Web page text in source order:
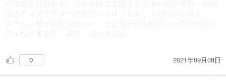
0 2021年09月08日